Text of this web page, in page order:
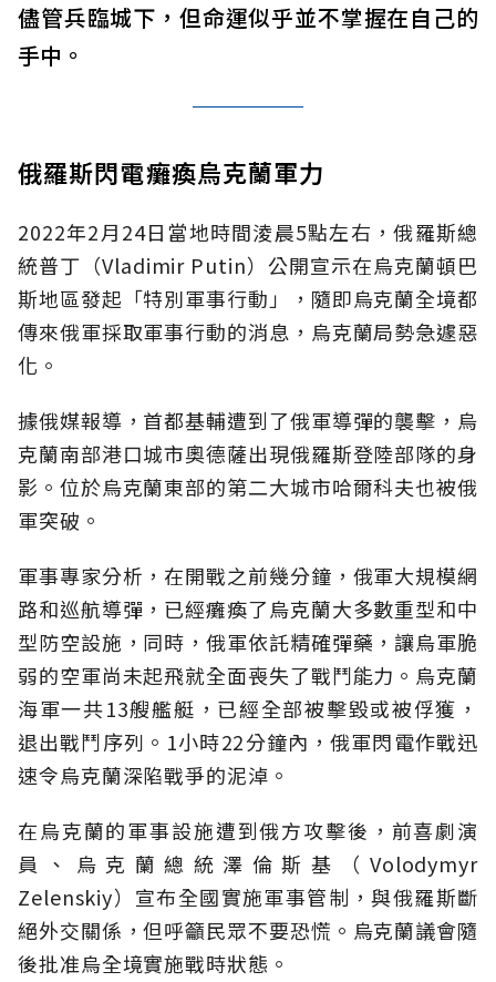
儘管兵臨城下，但命運似乎並不掌握在自己的
手中。
俄羅斯閃電癱瘓烏克蘭軍力
2022年2月24日當地時間淩晨5點左右，俄羅斯總
統普丁（Vladimir Putin）公開宣示在烏克蘭頓巴
斯地區發起「特別軍事行動」，隨即烏克蘭全境都
傳來俄軍採取軍事行動的消息，烏克蘭局勢急遽惡
化。
據俄媒報導，首都基輔遭到了俄軍導彈的襲擊，烏
克蘭南部港口城市奧德薩出現俄羅斯登陸部隊的身
影。位於烏克蘭東部的第二大城市哈爾科夫也被俄
軍突破。
軍事專家分析，在開戰之前幾分鐘，俄軍大規模網
路和巡航導彈，已經癱瘓了烏克蘭大多數重型和中
型防空設施，同時，俄軍依託精確彈藥，讓烏軍脆
弱的空軍尚未起飛就全面喪失了戰鬥能力。烏克蘭
海軍一共13艘艦艇，已經全部被擊毀或被俘獲，
退出戰鬥序列。1小時22分鐘內，俄軍閃電作戰迅
速令烏克蘭深陷戰爭的泥淖。
在烏克蘭的軍事設施遭到俄方攻擊後，前喜劇演
員、烏克蘭總統澤倫斯基（Volodymyr
Zelenskiy）宣布全國實施軍事管制，與俄羅斯斷
絕外交關係，但呼籲民眾不要恐慌。烏克蘭議會隨
後批准烏全境實施戰時狀態。